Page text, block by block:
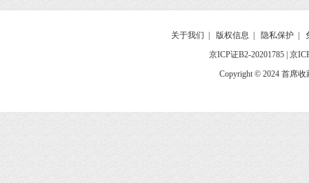
关于我们 版权信息 隐私保护
京ICP证B2-20201785 京
Copyright © 2024 首席收